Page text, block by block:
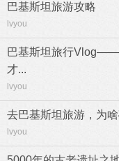
巴基斯坦旅游攻略
lvyou
巴基斯坦旅行
才...
lvyou
去巴基斯坦旅游，为
lvyou